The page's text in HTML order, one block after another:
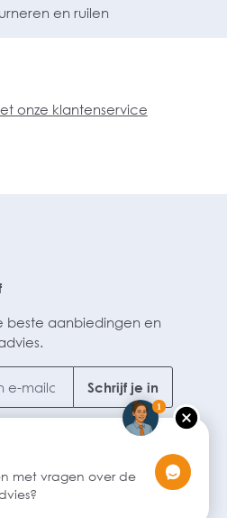
en ruilen
onze klantenservice
beste aanbiedingen en
Schrijf je in
1
met vragen over de